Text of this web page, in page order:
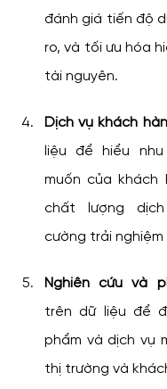
đánh giá tiến độ
ro, và tối ưu hóa
tài nguyên.
Dịch vụ khách
liệu để hiểu
muốn của khách
chất lượng
cường trải nghiệm
Nghiên cứu và
trên dữ liệu để
phẩm và dịch vụ
thị trường và